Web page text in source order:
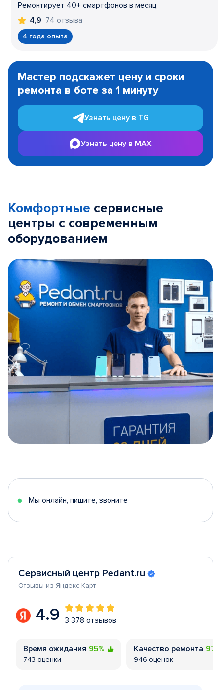
Ремонтирует 40+ смартфонов в месяц
4,9 74 отзыва
4 года опыта
1
Мастер подскажет цену и сроки
ремонта в боте за 1 минуту
Узнать цену в TG
Узнать цену в MAX
Комфортные сервисные
центры с современным
оборудованием
5
Мы онлайн, пишите, звоните
Сервисный центр Pedant.ru
Отзывы из Яндекс Карт
4.9 3 378 отзывов
Время ожидания 95%
743 оценки
Качество ремонта
946 оценок